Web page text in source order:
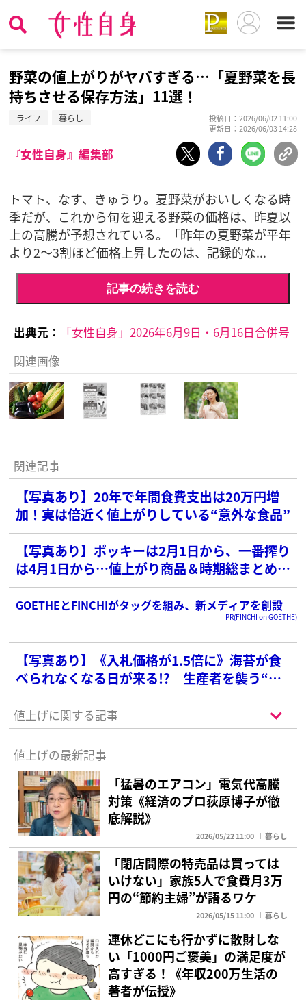
野菜の値上がりがヤバすぎる…「夏野菜を長
持ちさせる保存方法」11選！
ライフ 暮らし
投稿日：2026/06/02 11:00
更新日：2026/06/03 14:28
『女性自身』編集部
トマト、なす、きゅうり。夏野菜がおいしくなる時
季だが、これから旬を迎える野菜の価格は、昨夏以
上の高騰が予想されている。「昨年の夏野菜が平年
より2～3割ほど価格上昇したのは、記録的な...
記事の続きを読む
出典元：
「女性自身」2026年6月9日・6月16日合併号
関連画像
関連記事
【写真あり】20年で年間食費支出は20万円増
加！実は倍近く値上がりしている“意外な食品”
【写真あり】ポッキーは2月1日から、一番搾り
は4月1日から…値上がり商品＆時期総まとめリ
スト
GOETHEとFINCHIがタッグを組み、新メディアを創設
PR(FINCHI on GOETHE)
【写真あり】《入札価格が1.5倍に》海苔が食
べられなくなる日が来る!? 生産者を襲う“環
境の変化”と“高齢化”
値上げに関する記事
値上げの最新記事
「猛暑のエアコン」電気代高騰
対策《経済のプロ荻原博子が徹
底解説》
2026/05/22 11:00 暮らし
「閉店間際の特売品は買っては
いけない」家族5人で食費月3万
円の“節約主婦”が語るワケ
2026/05/15 11:00 暮らし
連休どこにも行かずに散財しな
い「1000円ご褒美」の満足度が
高すぎる！《年収200万生活の
著者が伝授》